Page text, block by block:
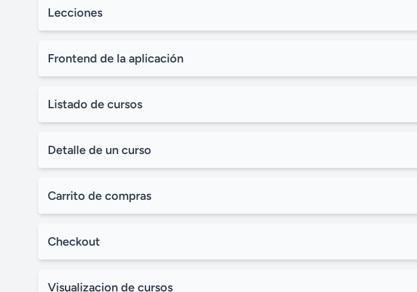
Lecciones
Frontend de la aplicación
Listado de cursos
Detalle de un curso
Carrito de compras
Checkout
Visualizacion de cursos